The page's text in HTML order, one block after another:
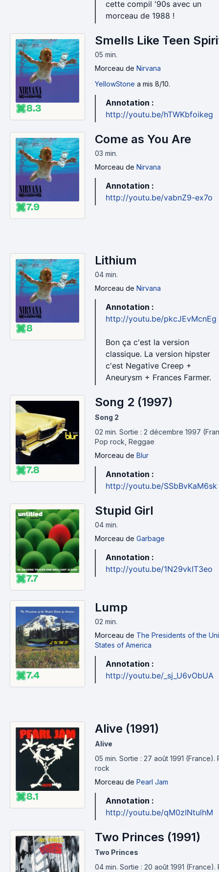
cette compil '90s avec un
morceau de 1988 !
8.3
Smells Like Teen
05 min.
Morceau de Nirvana
YellowStone a mis 8/10.
Annotation :
http://youtu.be/hTWKbfoikeg
7.9
Come as You Are
03 min.
Morceau de Nirvana
Annotation :
http://youtu.be/vabnZ9-ex7o
8
Lithium
04 min.
Morceau de Nirvana
Annotation :
http://youtu.be/pkcJEvMcnEg
Bon ça c'est la version
classique. La version hipster
c'est Negative Creep +
Aneurysm + Frances Farmer.
7.8
Song 2 (1997)
Song 2
02 min. Sortie : 2 décembre 1997
Pop rock, Reggae
Morceau de Blur
Annotation :
http://youtu.be/SSbBvKaM6sk
7.7
Stupid Girl
04 min.
Morceau de Garbage
Annotation :
http://youtu.be/1N29vkIT3eo
7.4
Lump
02 min.
Morceau de The Presidents of the
States of America
Annotation :
http://youtu.be/_sj_U6vObUA
8.1
Alive (1991)
Alive
05 min. Sortie : 27 août 1991 (France).
rock
Morceau de Pearl Jam
Annotation :
http://youtu.be/qM0zINtulhM
Two Princes (1991)
Two Princes
04 min. Sortie : 20 août 1991 (France).